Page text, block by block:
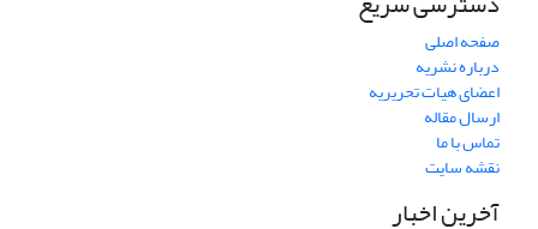
صفحه اصلی
درباره نشریه
اعضای هیات تحریریه
ارسال مقاله
تماس با ما
نقشه سایت
آخرین اخبار